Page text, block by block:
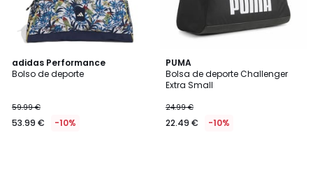
adidas Performance
Bolso de deporte
59.99 €
53.99 € -10%
PUMA
Bolsa de deporte Challenger
Extra Small
24.99 €
22.49 € -10%